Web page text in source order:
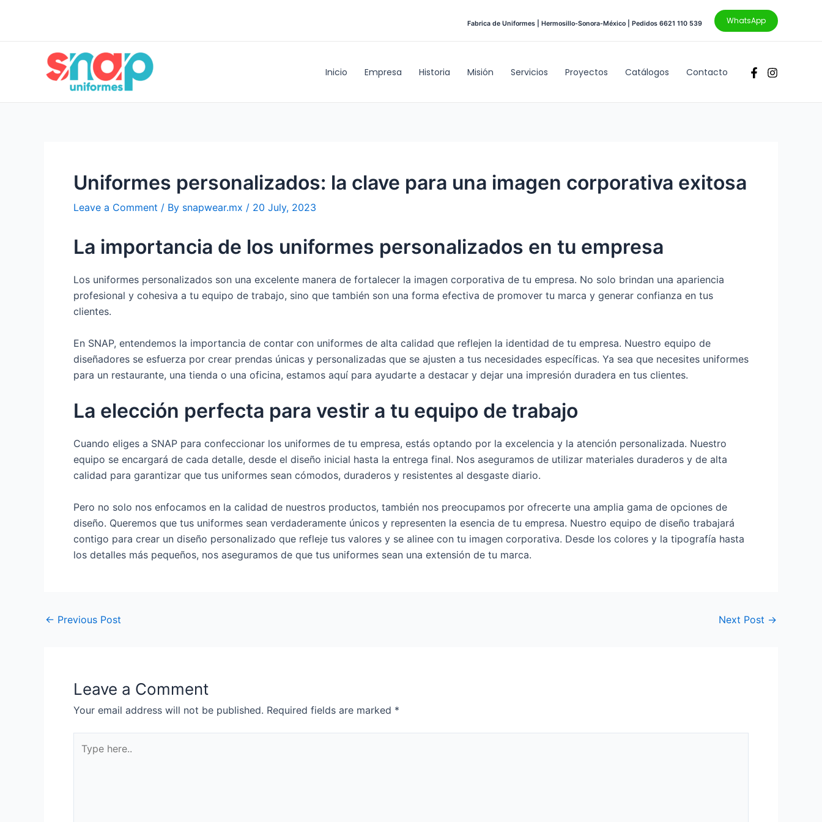
Fabrica de Uniformes | Hermosillo-Sonora-México | Pedidos 6621 110 539 WhatsApp
Inicio Empresa Historia Misión Servicios Proyectos Catálogos Contacto
Uniformes personalizados: la clave para una imagen corporativa exitosa
Leave a Comment / By snapwear.mx / 20 July, 2023
La importancia de los uniformes personalizados en tu empresa
Los uniformes personalizados son una excelente manera de fortalecer la imagen corporativa de tu empresa. No solo brindan una apariencia
profesional y cohesiva a tu equipo de trabajo, sino que también son una forma efectiva de promover tu marca y generar confianza en tus
clientes.
En SNAP, entendemos la importancia de contar con uniformes de alta calidad que reflejen la identidad de tu empresa. Nuestro equipo de
diseñadores se esfuerza por crear prendas únicas y personalizadas que se ajusten a tus necesidades específicas. Ya sea que necesites uniformes
para un restaurante, una tienda o una oficina, estamos aquí para ayudarte a destacar y dejar una impresión duradera en tus clientes.
La elección perfecta para vestir a tu equipo de trabajo
Cuando eliges a SNAP para confeccionar los uniformes de tu empresa, estás optando por la excelencia y la atención personalizada. Nuestro
equipo se encargará de cada detalle, desde el diseño inicial hasta la entrega final. Nos aseguramos de utilizar materiales duraderos y de alta
calidad para garantizar que tus uniformes sean cómodos, duraderos y resistentes al desgaste diario.
Pero no solo nos enfocamos en la calidad de nuestros productos, también nos preocupamos por ofrecerte una amplia gama de opciones de
diseño. Queremos que tus uniformes sean verdaderamente únicos y representen la esencia de tu empresa. Nuestro equipo de diseño trabajará
contigo para crear un diseño personalizado que refleje tus valores y se alinee con tu imagen corporativa. Desde los colores y la tipografía hasta
los detalles más pequeños, nos aseguramos de que tus uniformes sean una extensión de tu marca.
← Previous Post Next Post →
Leave a Comment
Your email address will not be published. Required fields are marked *
here..